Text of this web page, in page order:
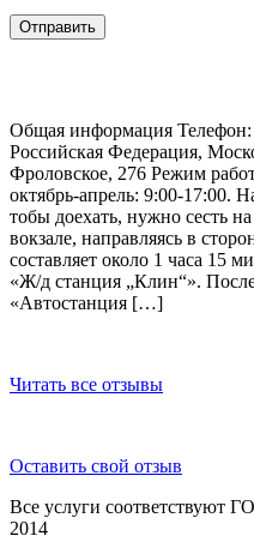
Общая информация Телефон:
Российская Федерация,
Фроловское, 276 Режим
октябрь-апрель: 9:00-17:00.
тобы доехать, нужно сесть
вокзале, направляясь в
составляет около 1 часа 15
«Ж/д станция „Клин“».
«Автостанция […]
Читать все отзывы
Оставить свой отзыв
Все услуги соответствуют
2014